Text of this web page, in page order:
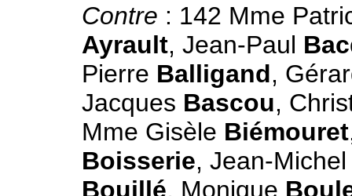
Contre : 142 Mme
Ayrault, Jean-Paul
Pierre Balligand,
Jacques Bascou,
Mme Gisèle Biémouret
Boisserie, Jean-
Bouillé, Monique